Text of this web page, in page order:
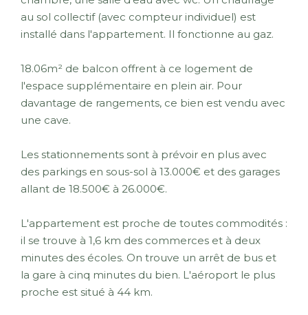
au sol collectif (avec compteur individuel) est
installé dans l'appartement. Il fonctionne au gaz.
18.06m² de balcon offrent à ce logement de
l'espace supplémentaire en plein air. Pour
davantage de rangements, ce bien est vendu avec
une cave.
Les stationnements sont à prévoir en plus avec
des parkings en sous-sol à 13.000€ et des garages
allant de 18.500€ à 26.000€.
L'appartement est proche de toutes commodités :
il se trouve à 1,6 km des commerces et à deux
minutes des écoles. On trouve un arrêt de bus et
la gare à cinq minutes du bien. L'aéroport le plus
proche est situé à 44 km.